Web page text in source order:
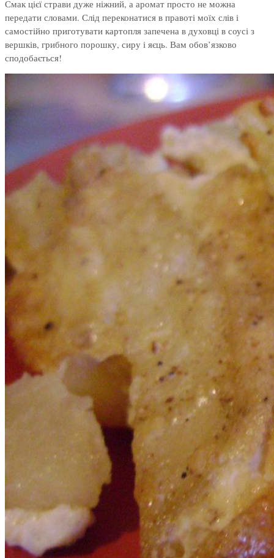
Смак цієї страви дуже ніжний, а аромат просто не можна
передати словами. Слід переконатися в правоті моїх слів і
самостійно приготувати картопля запечена в духовці в соусі з
вершків, грибного порошку, сиру і яєць. Вам обов’язково
сподобається!